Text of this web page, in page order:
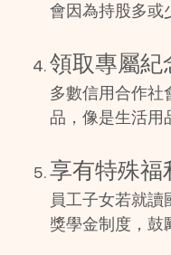
會因為持股多或
領取專屬紀
多數信用合作社
品，像是生活用
享有特殊福
員工子女若就
獎學金制度，鼓